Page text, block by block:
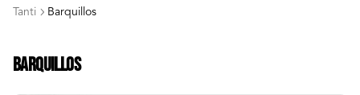
Tanti Barquillos
Barquillos